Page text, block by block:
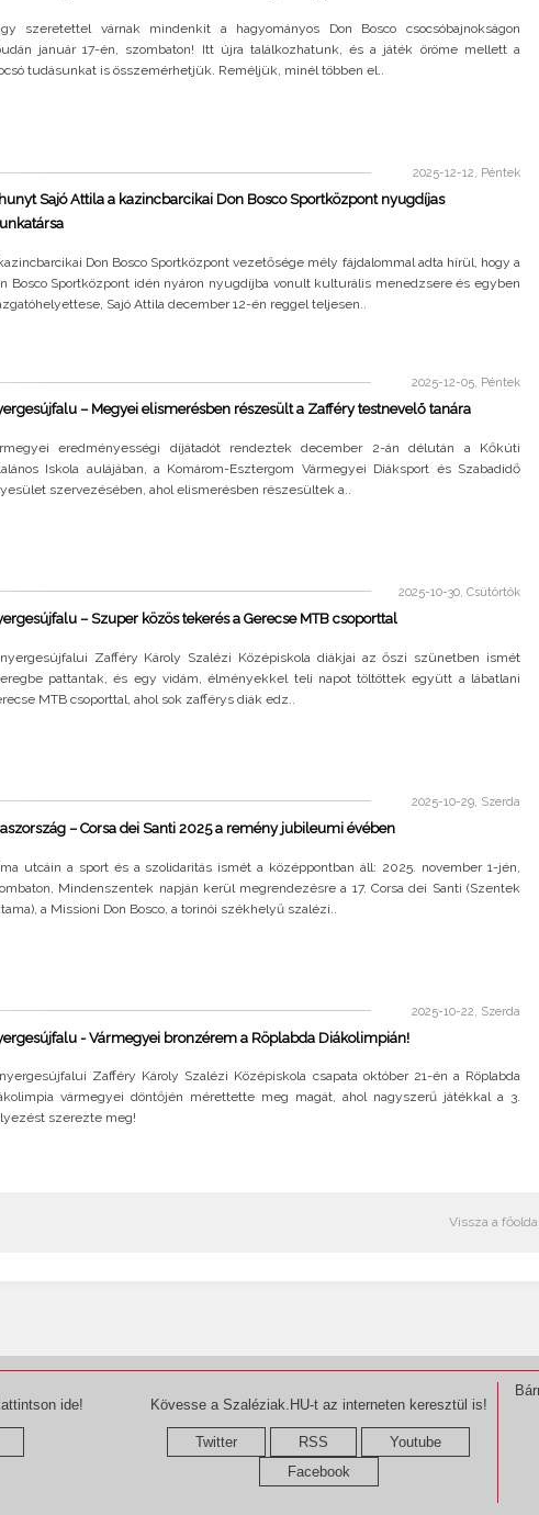
szeretettel várnak mindenkit a hagyományos Don Bosco csocsóbajnokságon
január 17-én, szombaton! Itt újra találkozhatunk, és a játék öröme mellett a
tudásunkat is összemérhetjük. Reméljük, minél többen el..
2025-12-12, Péntek
Sajó Attila a kazincbarcikai Don Bosco Sportközpont nyugdíjas
Don Bosco Sportközpont vezetősége mély fájdalommal adta hírül, hogy a
Bosco Sportközpont idén nyáron nyugdíjba vonult kulturális menedzsere és egyben
Sajó Attila december 12-én reggel teljesen..
2025-12-05, Péntek
– Megyei elismerésben részesült a Zafféry testnevelő tanára
eredményességi díjátadót rendeztek december 2-án délután a Kőkúti
Iskola aulájában, a Komárom-Esztergom Vármegyei Diáksport és Szabadidő
szervezésében, ahol elismerésben részesültek a..
2025-10-30, Csütörtök
– Szuper közös tekerés a Gerecse MTB csoporttal
Zafféry Károly Szalézi Középiskola diákjai az őszi szünetben ismét
pattantak, és egy vidám, élményekkel teli napot töltöttek együtt a lábatlani
MTB csoporttal, ahol sok zafférys diák edz..
2025-10-29, Szerda
– Corsa dei Santi 2025 a remény jubileumi évében
utcáin a sport és a szolidaritás ismét a középpontban áll: 2025. november 1-jén,
Mindenszentek napján kerül megrendezésre a 17. Corsa dei Santi (Szentek
a Missioni Don Bosco, a torinói székhelyű szalézi..
2025-10-22, Szerda
- Vármegyei bronzérem a Röplabda Diákolimpián!
Zafféry Károly Szalézi Középiskola csapata október 21-én a Röplabda
vármegyei döntőjén mérettette meg magát, ahol nagyszerű játékkal a 3.
szerezte meg!
Vissza a
ide! Kövesse a Szaléziak.HU-t az interneten keresztül is!
Twitter RSS
Youtube
Facebook